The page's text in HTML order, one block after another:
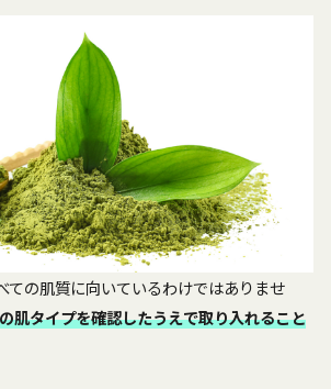
ての肌質に向いているわけではありませ
肌タイプを確認したうえで取り入れること